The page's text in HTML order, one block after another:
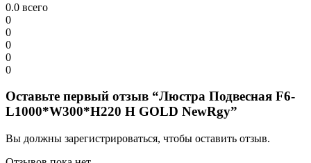
0.0 всего
0
0
0
0
0
Оставьте первый отзыв “Люстра Подвесная F6-
L1000*W300*H220 H GOLD NewRgy”
Вы должны зарегистрироваться, чтобы оставить отзыв.